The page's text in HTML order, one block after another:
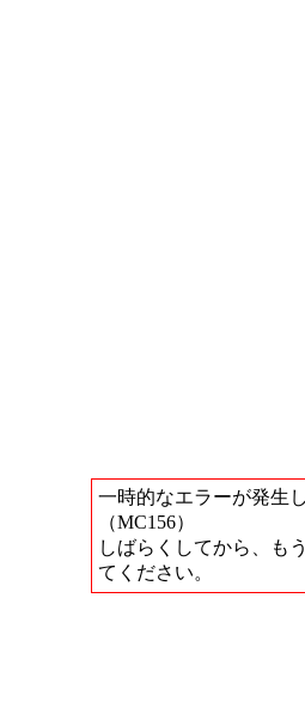
一時的なエラーが発生
（MC156）
しばらくしてから、も
てください。